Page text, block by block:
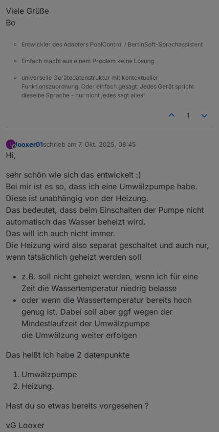
Viele Grüße
Bo
Entwickler des Adapters PoolControl / BertinSoft-Sprachassistent
Einfach macht aus einem Problem keine Lösung
universelle Gerätedatenstruktur mit kontextueller
Funktionszuordnung. Oder einfach gesagt: Jedes Gerät spricht
dieselbe Sprache - nur nicht jedes sagt alles!
1
L looxer01schrieb am 7. Okt. 2025, 08:45
zuletzt editiert von
Hi,
sehr schön wie sich das entwickelt :)
Bei mir ist es so, dass ich eine Umwälzpumpe habe.
Diese ist unabhängig von der Heizung.
Das bedeutet, dass beim Einschalten der Pumpe nicht
automatisch das Wasser beheizt wird.
Das will ich auch nicht immer.
Die Heizung wird also separat geschaltet und auch nur,
wenn tatsächlich geheizt werden soll
z.B. soll nicht geheizt werden, wenn ich für eine
Zeit die Wassertemperatur niedrig belasse
oder wenn die Wassertemperatur bereits hoch
genug ist. Dabei soll aber ggf wegen der
Mindestlaufzeit der Umwälzpumpe
die Umwälzung weiter erfolgen
Das heißt ich habe 2 datenpunkte
Umwälzpumpe
Heizung.
Hast du so etwas bereits vorgesehen ?
vG Looxer